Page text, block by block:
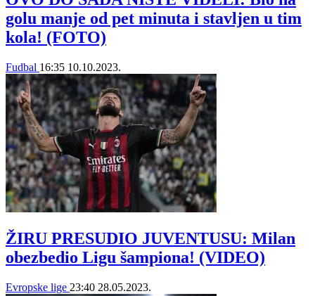
golu manje od pet minuta i stavljen u tim
kola! (FOTO)
Fudbal 16:35 10.10.2023.
ŽIRU PRESUDIO JUVENTUSU: Milan
obezbedio Ligu šampiona! (VIDEO)
Evropske lige 23:40 28.05.2023.